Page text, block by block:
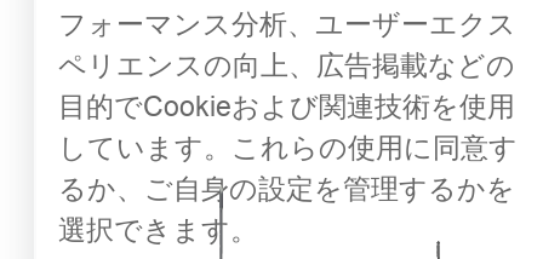
フォーマンス分析、ユーザーエクス
ペリエンスの向上、広告掲載などの
目的でCookieおよび関連技術を使用
しています。これらの使用に同意す
るか、ご自身の設定を管理するかを
選択できます。